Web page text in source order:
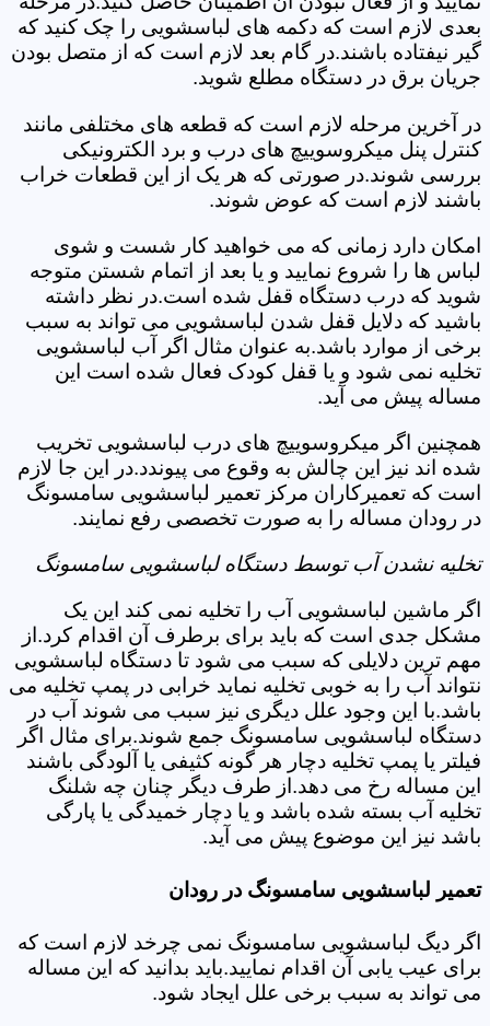
بعدی لازم است که دکمه های لباسشویی را چک کنید که
گیر نیفتاده باشند.در گام بعد لازم است که از متصل بودن
جریان برق در دستگاه مطلع شوید.
در آخرین مرحله لازم است که قطعه های مختلفی مانند
کنترل پنل میکروسوییچ های درب و برد الکترونیکی
بررسی شوند.در صورتی که هر یک از این قطعات خراب
باشند لازم است که عوض شوند.
امکان دارد زمانی که می خواهید کار شست و شوی
لباس ها را شروع نمایید و یا بعد از اتمام شستن متوجه
شوید که درب دستگاه قفل شده است.در نظر داشته
باشید که دلایل قفل شدن لباسشویی می تواند به سبب
برخی از موارد باشد.به عنوان مثال اگر آب لباسشویی
تخلیه نمی شود و یا قفل کودک فعال شده است این
مساله پیش می آید.
همچنین اگر میکروسوییچ های درب لباسشویی تخریب
شده اند نیز این چالش به وقوع می پیوندد.در این جا لازم
است که تعمیرکاران مرکز تعمیر لباسشویی سامسونگ
در رودان مساله را به صورت تخصصی رفع نمایند.
تخلیه نشدن آب توسط دستگاه لباسشویی سامسونگ
اگر ماشین لباسشویی آب را تخلیه نمی کند این یک
مشکل جدی است که باید برای برطرف آن اقدام کرد.از
مهم ترین دلایلی که سبب می شود تا دستگاه لباسشویی
نتواند آب را به خوبی تخلیه نماید خرابی در پمپ تخلیه می
باشد.با این وجود علل دیگری نیز سبب می شوند آب در
دستگاه لباسشویی سامسونگ جمع شوند.برای مثال اگر
فیلتر یا پمپ تخلیه دچار هر گونه کثیفی یا آلودگی باشند
این مساله رخ می دهد.از طرف دیگر چنان چه شلنگ
تخلیه آب بسته شده باشد و یا دچار خمیدگی یا پارگی
باشد نیز این موضوع پیش می آید.
تعمیر لباسشویی سامسونگ در رودان
اگر دیگ لباسشویی سامسونگ نمی چرخد لازم است که
برای عیب یابی آن اقدام نمایید.باید بدانید که این مساله
می تواند به سبب برخی علل ایجاد شود.